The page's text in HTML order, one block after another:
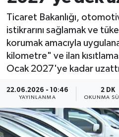
Ticaret Bakanlığı,
istikrarını sağlamak ve
korumak amacıyla
kilometre" ve ilan
Ocak 2027'ye kadar
22.06.2026 - 10:46
YAYINLANMA
2 DK
OKUNMA
Emlak
Emtia
Otomobil
Hakkımızda
İletişim
Emlak
Otomobil
Emtia
Yapay Zeka